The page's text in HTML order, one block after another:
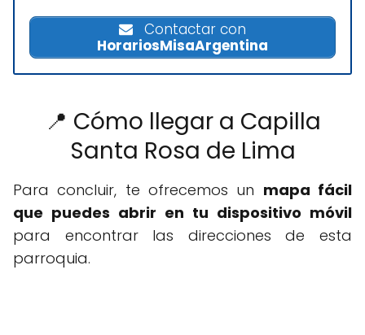
Contactar con
HorariosMisaArgentina
📍 Cómo llegar a Capilla
Santa Rosa de Lima
Para concluir, te ofrecemos un mapa fácil
que puedes abrir en tu dispositivo móvil
para encontrar las direcciones de esta
parroquia.